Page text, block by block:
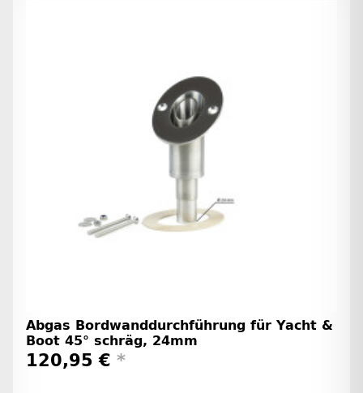
Abgas Bordwanddurchführung für Yacht &
Boot 45° schräg, 24mm
120,95 € *